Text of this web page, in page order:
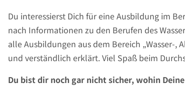
Du interessierst Dich für eine Ausbildung im
nach Informationen zu den Berufen des
alle Ausbildungen aus dem Bereich „Wasser-
und verständlich erklärt. Viel Spaß beim
Du bist dir noch gar nicht sicher, wohin